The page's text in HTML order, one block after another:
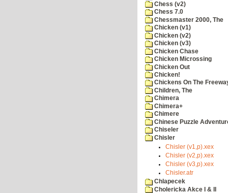
Chess (v2)
Chess 7.0
Chessmaster 2000, The
Chicken (v1)
Chicken (v2)
Chicken (v3)
Chicken Chase
Chicken Microssing
Chicken Out
Chicken!
Chickens On The
Children, The
Chimera
Chimera+
Chimere
Chinese Puzzle
Chiseler
Chisler
Chisler (v1,p).xex
Chisler (v2,p).xex
Chisler (v3,p).xex
Chisler.atr
Chlapecek
Cholericka Akce I & II